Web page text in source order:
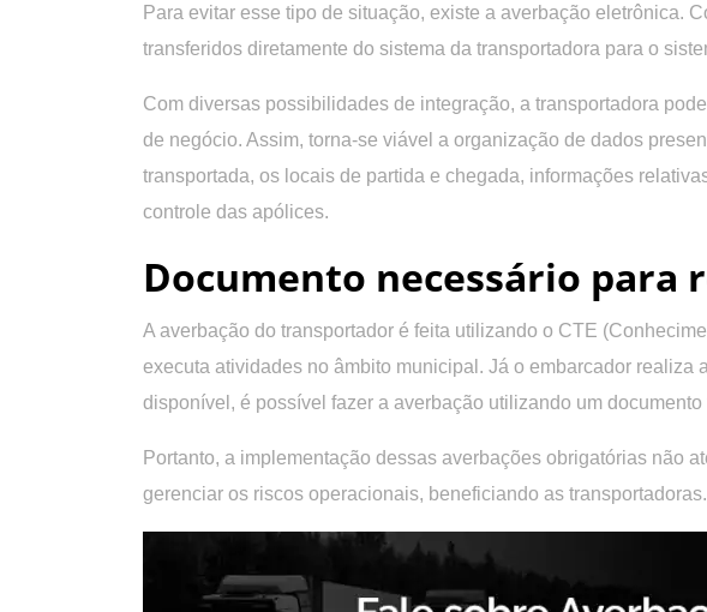
Para evitar esse tipo de situação, existe a averbação eletrônica.
transferidos diretamente do sistema da transportadora para o
Com diversas possibilidades de integração, a transportadora
de negócio. Assim, torna-se viável a organização de dados
transportada, os locais de partida e chegada, informações
controle das apólices.
Documento necessário para
A averbação do transportador é feita utilizando o CTE
executa atividades no âmbito municipal. Já o embarcador
disponível, é possível fazer a averbação utilizando um
Portanto, a implementação dessas averbações obrigatórias não
gerenciar os riscos operacionais, beneficiando as transportadoras.